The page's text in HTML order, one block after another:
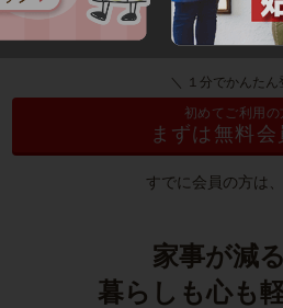
＼ １分でかんたん
初めてご利用の
まずは無料会
すでに会員の方は、
家事が減る
暮らしも心も